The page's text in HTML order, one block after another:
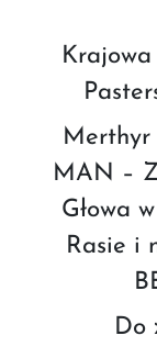
MAN –
Głowa
Rasie i
Do